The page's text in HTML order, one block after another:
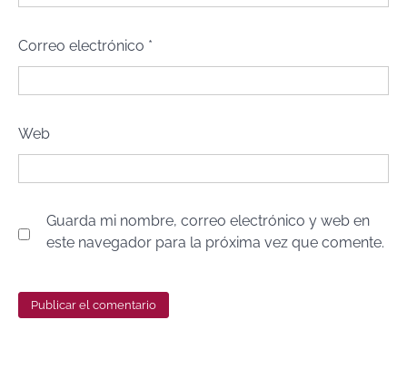
Correo electrónico *
Web
Guarda mi nombre, correo electrónico y web en
este navegador para la próxima vez que comente.